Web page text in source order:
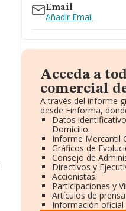
Email
Añadir Email
Acceda a
comercial
A través del informe
desde Einforma,
Datos
Domicilio.
Informe Mercantil
Gráficos de
Consejo de
Directivos y
Accionistas.
Participaciones y
Artículos de
Información